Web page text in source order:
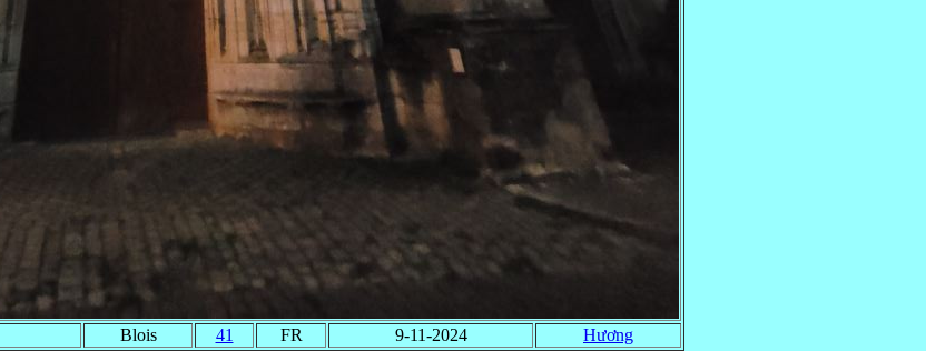
Blois 41 FR 9-11-2024 Hương